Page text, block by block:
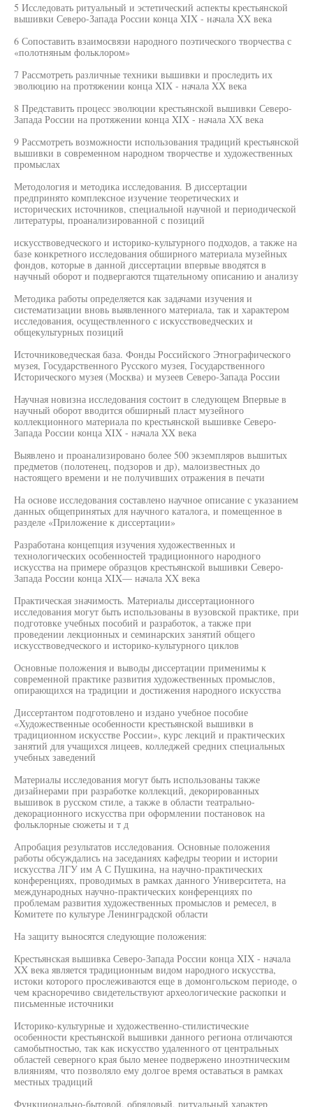
5 Исследовать ритуальный и эстетический аспекты крестьянской
вышивки Северо-Запада России конца XIX - начала XX века
6 Сопоставить взаимосвязи народного поэтического творчества с
«полотняным фольклором»
7 Рассмотреть различные техники вышивки и проследить их
эволюцию на протяжении конца XIX - начала XX века
8 Представить процесс эволюции крестьянской вышивки Северо-
Запада России на протяжении конца XIX - начала XX века
9 Рассмотреть возможности использования традиций крестьянской
вышивки в современном народном творчестве и художественных
промыслах
Методология и методика исследования. В диссертации
предпринято комплексное изучение теоретических и
исторических источников, специальной научной и периодической
литературы, проанализированной с позиций
искусствоведческого и историко-культурного подходов, а также на
базе конкретного исследования обширного материала музейных
фондов, которые в данной диссертации впервые вводятся в
научный оборот и подвергаются тщательному описанию и анализу
Методика работы определяется как задачами изучения и
систематизации вновь выявленного материала, так и характером
исследования, осуществленного с искусствоведческих и
общекультурных позиций
Источниковедческая база. Фонды Российского Этнографического
музея, Государственного Русского музея, Государственного
Исторического музея (Москва) и музеев Северо-Запада России
Научная новизна исследования состоит в следующем Впервые в
научный оборот вводится обширный пласт музейного
коллекционного материала по крестьянской вышивке Северо-
Запада России конца XIX - начала XX века
Выявлено и проанализировано более 500 экземпляров вышитых
предметов (полотенец, подзоров и др), малоизвестных до
настоящего времени и не получивших отражения в печати
На основе исследования составлено научное описание с указанием
данных общепринятых для научного каталога, и помещенное в
разделе «Приложение к диссертации»
Разработана концепция изучения художественных и
технологических особенностей традиционного народного
искусства на примере образцов крестьянской вышивки Северо-
Запада России конца XIX— начала XX века
Практическая значимость. Материалы диссертационного
исследования могут быть использованы в вузовской практике, при
подготовке учебных пособий и разработок, а также при
проведении лекционных и семинарских занятий общего
искусствоведческого и историко-культурного циклов
Основные положения и выводы диссертации применимы к
современной практике развития художественных промыслов,
опирающихся на традиции и достижения народного искусства
Диссертантом подготовлено и издано учебное пособие
«Художественные особенности крестьянской вышивки в
традиционном искусстве России», курс лекций и практических
занятий для учащихся лицеев, колледжей средних специальных
учебных заведений
Материалы исследования могут быть использованы также
дизайнерами при разработке коллекций, декорированных
вышивок в русском стиле, а также в области театрально-
декорационного искусства при оформлении постановок на
фольклорные сюжеты и т д
Апробация результатов исследования. Основные положения
работы обсуждались на заседаниях кафедры теории и истории
искусства ЛГУ им А С Пушкина, на научно-практических
конференциях, проводимых в рамках данного Университета, на
международных научно-практических конференциях по
проблемам развития художественных промыслов и ремесел, в
Комитете по культуре Ленинградской области
На защиту выносятся следующие положения:
Крестьянская вышивка Северо-Запада России конца XIX - начала
XX века является традиционным видом народного искусства,
истоки которого прослеживаются еще в домонгольском периоде, о
чем красноречиво свидетельствуют археологические раскопки и
письменные источники
Историко-культурные и художественно-стилистические
особенности крестьянской вышивки данного региона отличаются
самобытностью, так как искусство удаленного от центральных
областей северного края было менее подвержено иноэтническим
влияниям, что позволяло ему долгое время оставаться в рамках
местных традиций
Функционально-бытовой, обрядовый, ритуальный характер